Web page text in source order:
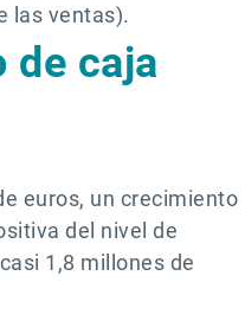
las ventas).
de caja
euros, un crecimiento
del nivel de
1,8 millones de